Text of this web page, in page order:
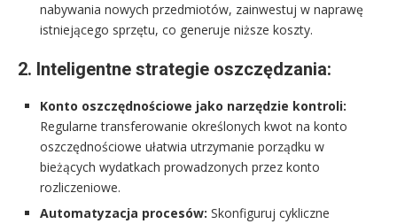
nabywania nowych przedmiotów, zainwestuj w naprawę
istniejącego sprzętu, co generuje niższe koszty.
2. Inteligentne strategie oszczędzania:
Konto oszczędnościowe jako narzędzie kontroli:
Regularne transferowanie określonych kwot na konto
oszczędnościowe ułatwia utrzymanie porządku w
bieżących wydatkach prowadzonych przez konto
rozliczeniowe.
Automatyzacja procesów: Skonfiguruj cykliczne